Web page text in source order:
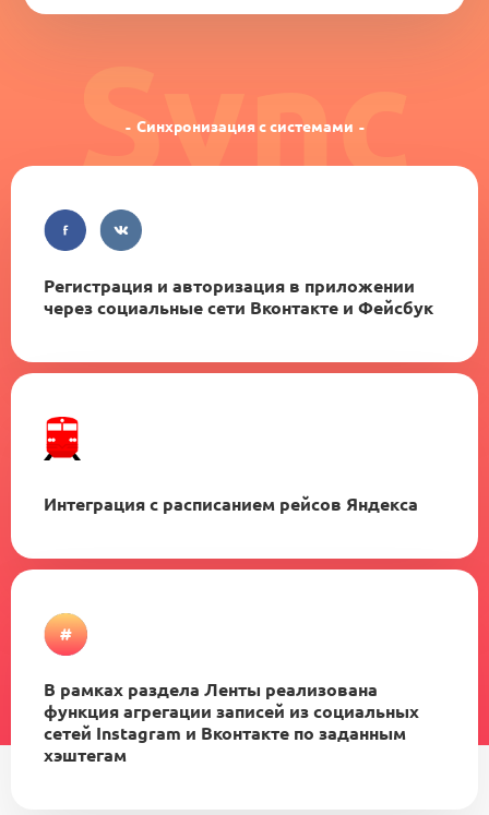
Sync
Синхронизация с системами
Регистрация и авторизация в приложении
через социальные сети Вконтакте и Фейсбук
Интеграция с расписанием рейсов Яндекса
В рамках раздела Ленты реализована
функция агрегации записей из социальных
сетей Instagram и Вконтакте по заданным
хэштегам